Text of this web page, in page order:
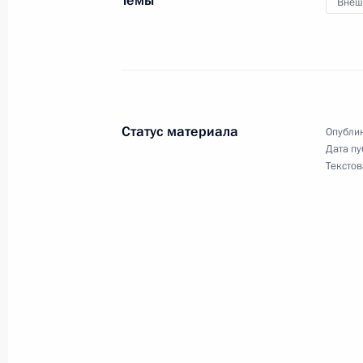
Российско-итальянские переговоры
Статус материала
Дата